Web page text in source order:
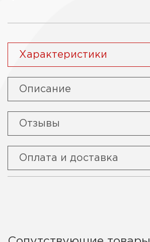
Характеристики
Описание
Отзывы
Оплата и доставка